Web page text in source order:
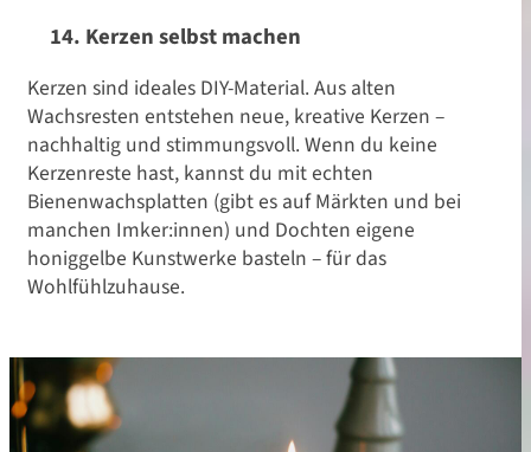
14. Kerzen selbst machen
Kerzen sind ideales DIY-Material. Aus alten
Wachsresten entstehen neue, kreative Kerzen –
nachhaltig und stimmungsvoll. Wenn du keine
Kerzenreste hast, kannst du mit echten
Bienenwachsplatten (gibt es auf Märkten und bei
manchen Imker:innen) und Dochten eigene
honiggelbe Kunstwerke basteln – für das
Wohlfühlzuhause.